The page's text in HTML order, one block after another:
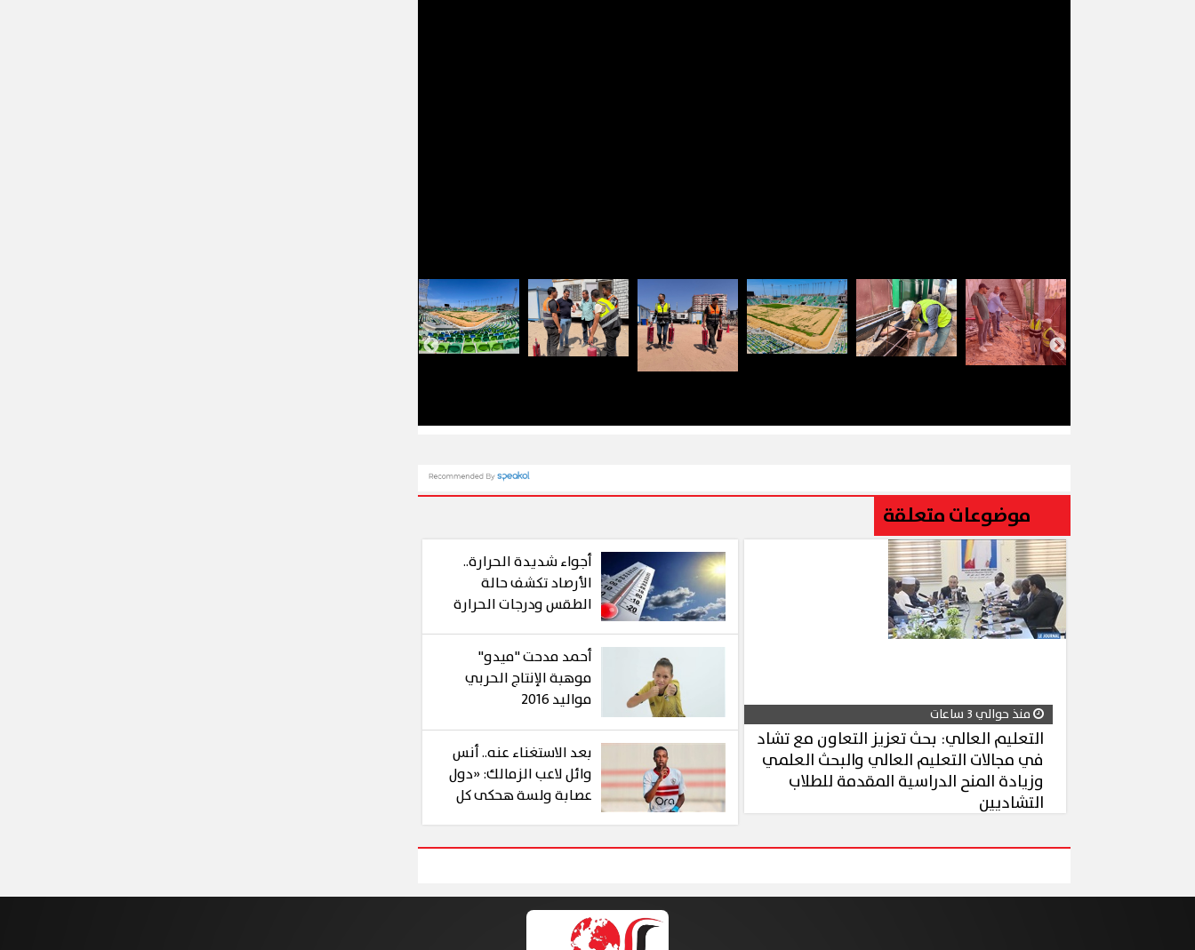
موضوعات متعلقة
منذ حوالي 3 ساعات
التعليم العالي: بحث تعزيز التعاون مع تشاد
في مجالات التعليم العالي والبحث العلمي
وزيادة المنح الدراسية المقدمة للطلاب
التشاديين
أجواء شديدة الحرارة..
الأرصاد تكشف حالة
الطقس ودرجات الحرارة
أحمد مدحت "ميدو"
موهبة الإنتاج الحربي
مواليد 2016
بعد الاستغناء عنه.. أنس
وائل لاعب الزمالك: «دول
عصابة ولسة هحكى كل